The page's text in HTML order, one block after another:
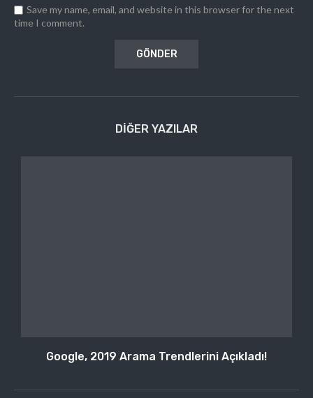
Save my name, email, and website in this browser for the next
time I comment.
DIĞER YAZILAR
Google, 2019 Arama Trendlerini Açıkladı!